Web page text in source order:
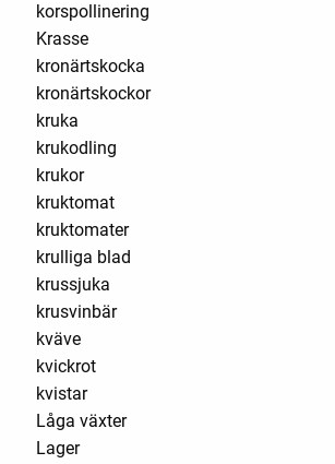
korspollinering
Krasse
kronärtskocka
kronärtskockor
kruka
krukodling
krukor
kruktomat
kruktomater
krulliga blad
krussjuka
krusvinbär
kväve
kvickrot
kvistar
Låga växter
Lager